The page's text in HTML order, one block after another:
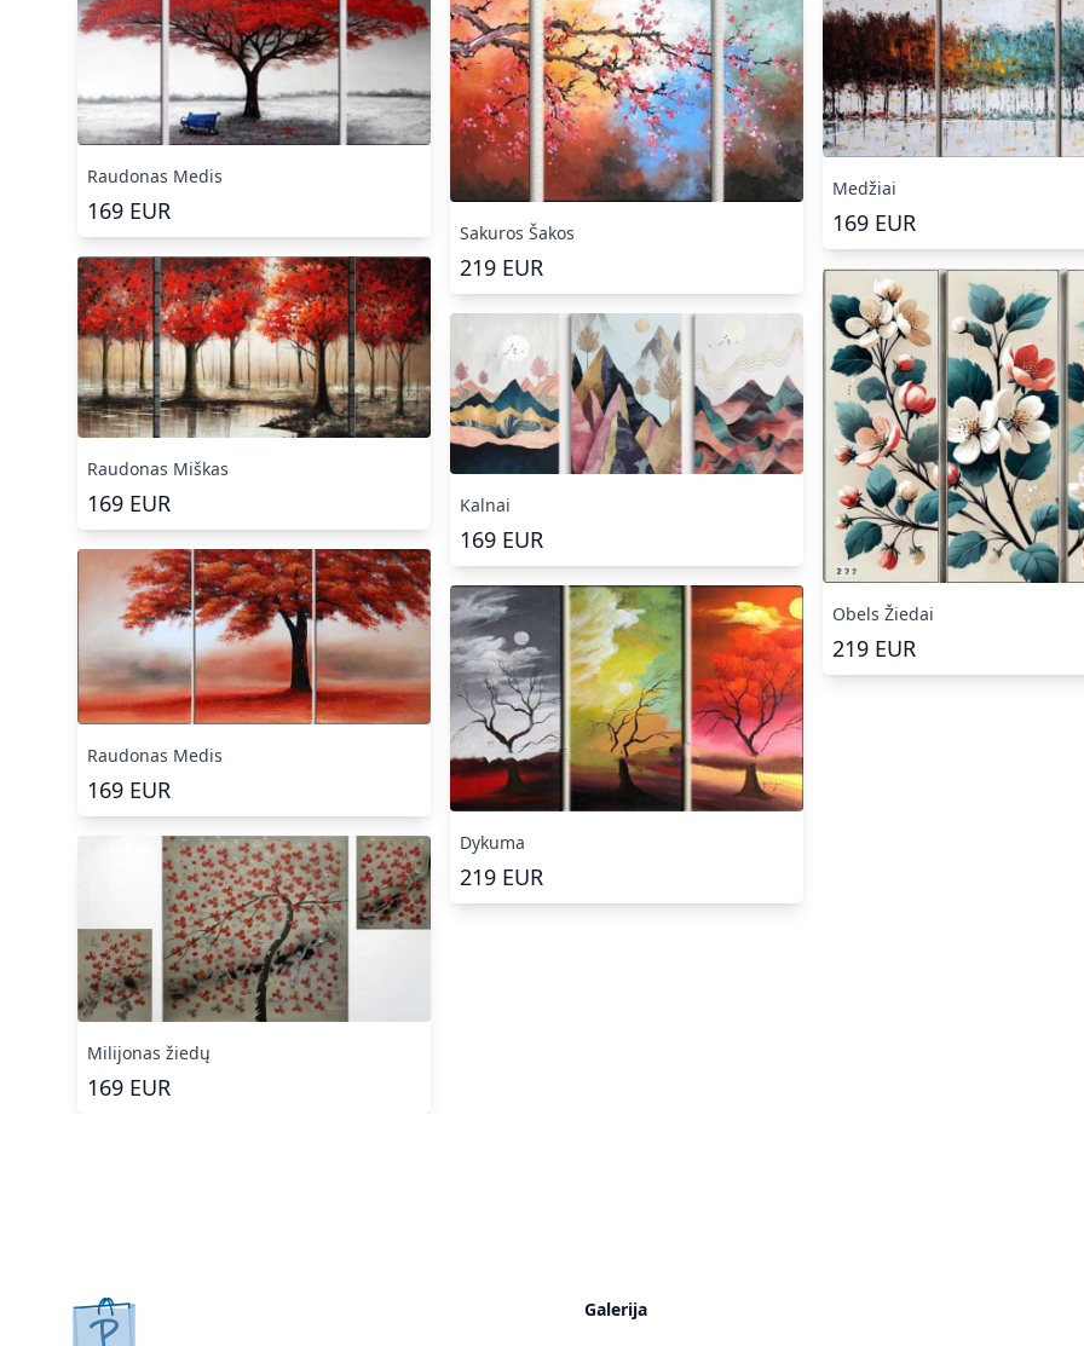
Raudonas Medis
169 EUR
Raudonas Miškas
169 EUR
Raudonas Medis
169 EUR
Milijonas žiedų
169 EUR
Sakuros Šakos
219 EUR
Kalnai
169 EUR
Dykuma
219 EUR
Medžiai
169 EUR
Obels Žiedai
219 EUR
Galerija